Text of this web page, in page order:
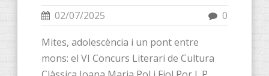
02/07/2025 0
Mites, adolescència i un pont entre
mons: el VI Concurs Literari de Cultura